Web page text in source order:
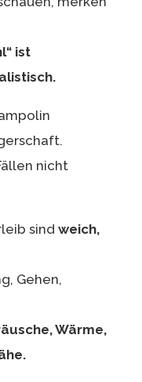
ist
nicht
sind weich,
Gehen,
Wärme,